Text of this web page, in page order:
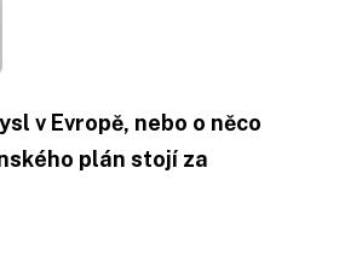
v Evropě, nebo o něco
plán stojí za